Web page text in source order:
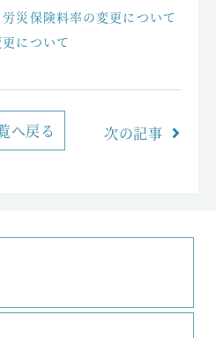
労災保険料率の変更について
について
へ戻る 次の記事